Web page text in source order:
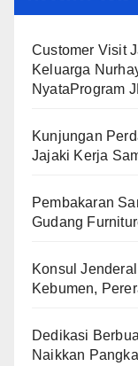
Customer Visit
Keluarga
NyataProgram
Kunjungan
Jajaki Kerja
Pembakaran
Gudang
Konsul
Kebumen,
Dedikasi
Naikkan